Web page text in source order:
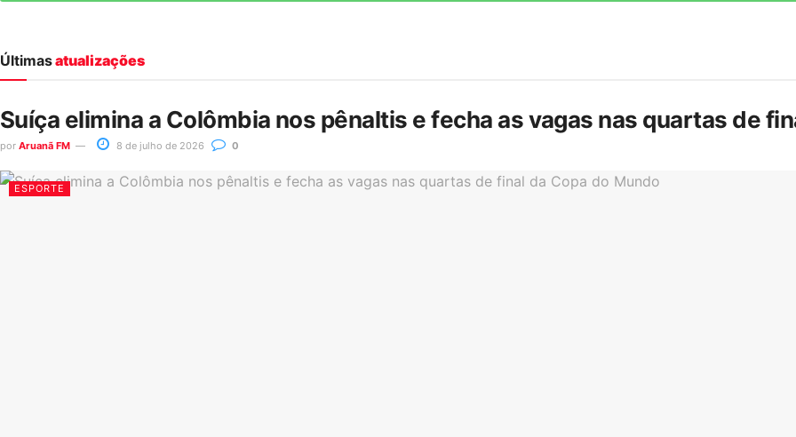
Últimasatualizações
Suíça elimina a Colômbia nos pênaltis e fecha as vagas nas quartas de
por Aruanã FM 8 de julho de 2026 0
ESPORTE